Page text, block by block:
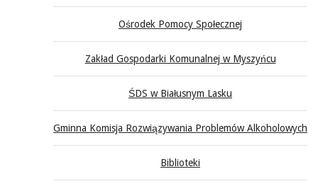
Ośrodek Pomocy Społecznej
Zakład Gospodarki Komunalnej w Myszyńcu
ŚDS w Białusnym Lasku
Gminna Komisja Rozwiązywania Problemów Alkoholowych
Biblioteki